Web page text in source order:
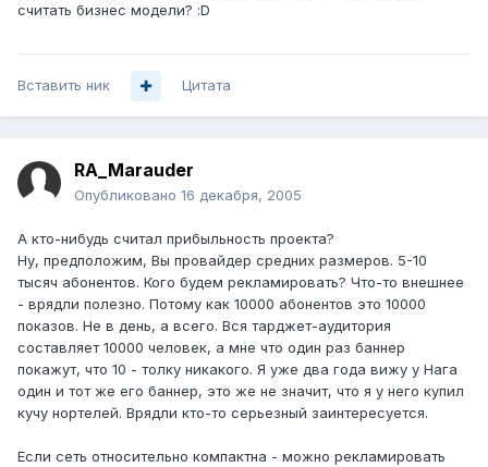
считать бизнес модели? :D
Вставить ник Цитата
RA_Marauder
Опубликовано 16 декабря, 2005
А кто-нибудь считал прибыльность проекта?
Ну, предположим, Вы провайдер средних размеров. 5-10
тысяч абонентов. Кого будем рекламировать? Что-то внешнее
- врядли полезно. Потому как 10000 абонентов это 10000
показов. Не в день, а всего. Вся тарджет-аудитория
составляет 10000 человек, а мне что один раз баннер
покажут, что 10 - толку никакого. Я уже два года вижу у Нага
один и тот же его баннер, это же не значит, что я у него купил
кучу нортелей. Врядли кто-то серьезный заинтересуется.
Если сеть относительно компактна - можно рекламировать